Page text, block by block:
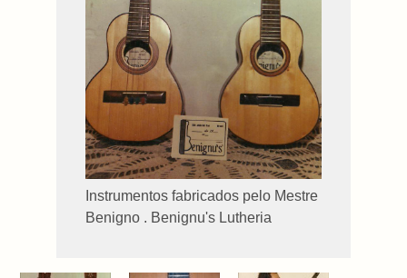
Instrumentos fabricados pelo Mestre
Benigno . Benignu's Lutheria